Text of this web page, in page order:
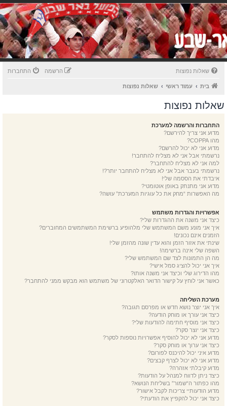
שאלות נפוצות התחברות הרשמה
בית עמוד ראשי שאלות נפוצות
שאלות נפוצות
התחברות והרשמה למערכת
מדוע אני צריך להירשם?
מהו COPPA?
מדוע אני לא יכול להרשם?
נרשמתי אבל אני לא מצליח להתחבר!
למה אני לא מצליח להתחבר?
נרשמתי בעבר אבל אני לא מצליח להתחבר יותר?!
איבדתי את הססמה שלי!
מדוע אני מתנתק באופן אוטומטי?
מה האפשרות “מחק את כל עוגיות המערכת” עושה?
אפשרויות והגדרות משתמש
כיצד אני משנה את ההגדרות שלי?
איך אני מונע משם המשתמש שלי מלהופיע ברשימת המשתמשים המחוברים?
הזמנים אינם נכונים!
שינתי את אזור הזמן והוא עדין שונה מהזמן שלי!
השפה שלי אינה ברשימה!
מה הן התמונות לצד שם המשתמש שלי?
איך אני יכול להציג סמל אישי?
מהו הדירוג שלי וכיצד אני משנה אותו?
כאשר אני לוחץ על קישור הדואר האלקטרוני של משתמש הוא מבקש ממני להתחבר?
מערכת השליחה
איך אני יוצר נושא חדש או מפרסם תגובה?
כיצד אני עורך או מוחק הודעה?
כיצד אני מוסיף חתימה להודעות שלי?
כיצד אני יוצר סקר?
מדוע אני לא יכול להוסיף אפשרויות נוספות לסקר?
כיצד אני ערוך או מוחק סקר?
מדוע איני יכול להיכנס לפורום?
מדוע אני לא יכול לצרף קבצים?
מדוע קיבלתי אזהרה?
כיצד ניתן לדווח למנהל על הודעות?
מהו כפתור ה“שמור” בשליחת הנושא?
מדוע הודעותיי צריכות לקבל אישור?
כיצד אני יכול להקפיץ את הודעתי?